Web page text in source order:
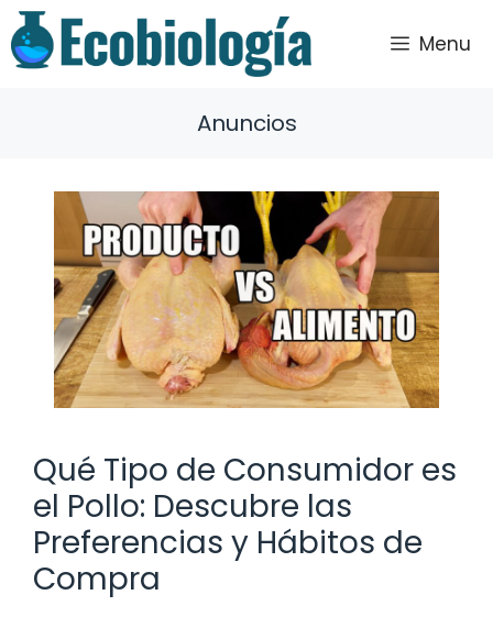
Saltar
al
contenido
Menu
Anuncios
Qué Tipo de Consumidor es
el Pollo: Descubre las
Preferencias y Hábitos de
Compra